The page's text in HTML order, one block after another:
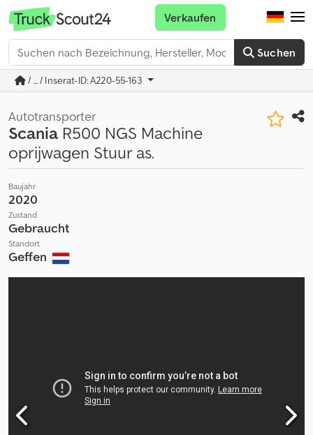
Suchen
Verkaufen
/ ... / Inserat-ID: A220-55-163
Autotransporter
Scania R500 NGS Machine
oprijwagen Stuur as.
Baujahr
2020
Zustand
Gebraucht
Standort
Geffen